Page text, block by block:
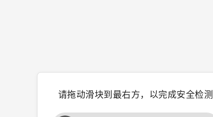
请拖动滑块到最右方，以完成安全检测